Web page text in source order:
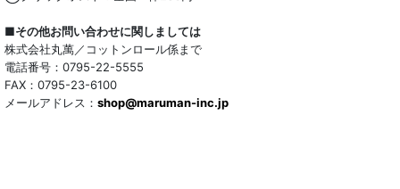
■その他お問い合わせに関しましては
株式会社丸萬／コットンロール係まで
電話番号：0795-22-5555
FAX：0795-23-6100
メールアドレス： shop@maruman-inc.jp